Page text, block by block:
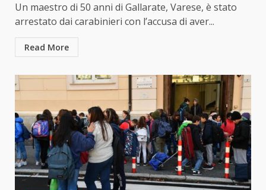
Un maestro di 50 anni di Gallarate, Varese, è stato
arrestato dai carabinieri con l’accusa di aver...
Read More